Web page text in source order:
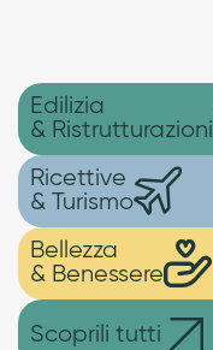
Edilizia
& Ristrutturazioni
Ricettive
& Turismo
Bellezza
& Benessere
Scoprili tutti